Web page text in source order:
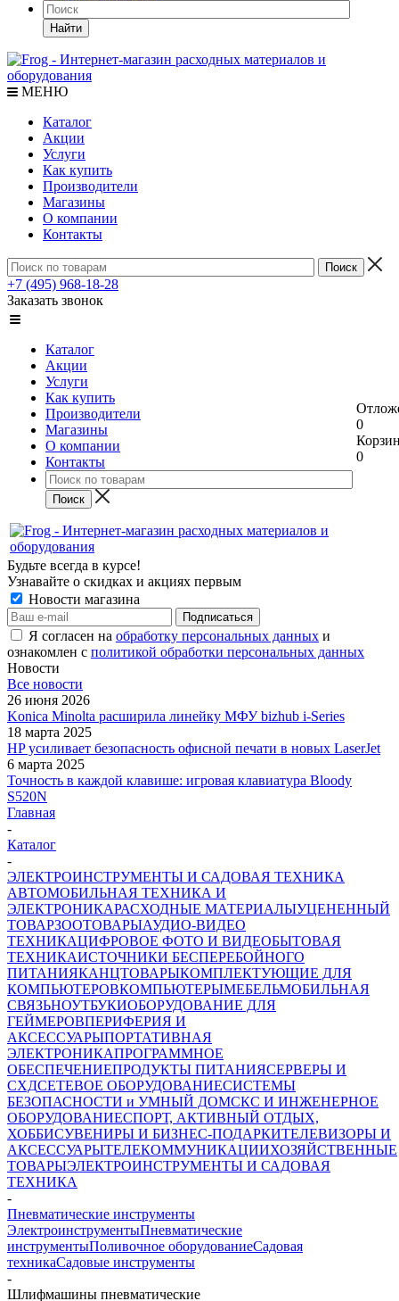
Найти
МЕНЮ
Каталог
Акции
Услуги
Как купить
Производители
Магазины
О компании
Контакты
+7 (495) 968-18-28
Заказать звонок
Каталог
Акции
Услуги
Как купить
Производители
Магазины
О компании
Контакты
0
0
Будьте всегда в курсе!
Узнавайте о скидках и акциях первым
Новости магазина
Я согласен на обработку персональных данных и
ознакомлен с политикой обработки персональных данных
Новости
Все новости
26 июня 2026
Konica Minolta расширила линейку МФУ bizhub i-Series
18 марта 2025
HP усиливает безопасность офисной печати в новых LaserJet
6 марта 2025
Точность в каждой клавише: игровая клавиатура Bloody
S520N
Главная
-
Каталог
-
ЭЛЕКТРОИНСТРУМЕНТЫ И САДОВАЯ ТЕХНИКА
АВТОМОБИЛЬНАЯ ТЕХНИКА И
ЭЛЕКТРОНИКАРАСХОДНЫЕ МАТЕРИАЛЫУЦЕНЕННЫЙ
ТОВАРЗООТОВАРЫАУДИО-ВИДЕО
ТЕХНИКАЦИФРОВОЕ ФОТО И ВИДЕОБЫТОВАЯ
ТЕХНИКАИСТОЧНИКИ БЕСПЕРЕБОЙНОГО
ПИТАНИЯКАНЦТОВАРЫКОМПЛЕКТУЮЩИЕ ДЛЯ
КОМПЬЮТЕРОВКОМПЬЮТЕРЫМЕБЕЛЬМОБИЛЬНАЯ
СВЯЗЬНОУТБУКИОБОРУДОВАНИЕ ДЛЯ
ГЕЙМЕРОВПЕРИФЕРИЯ И
АКСЕССУАРЫПОРТАТИВНАЯ
ЭЛЕКТРОНИКАПРОГРАММНОЕ
ОБЕСПЕЧЕНИЕПРОДУКТЫ ПИТАНИЯСЕРВЕРЫ И
СХДСЕТЕВОЕ ОБОРУДОВАНИЕСИСТЕМЫ
БЕЗОПАСНОСТИ и УМНЫЙ ДОМСКС И ИНЖЕНЕРНОЕ
ОБОРУДОВАНИЕСПОРТ, АКТИВНЫЙ ОТДЫХ,
ХОББИСУВЕНИРЫ И БИЗНЕС-ПОДАРКИТЕЛЕВИЗОРЫ И
АКСЕССУАРЫТЕЛЕКОММУНИКАЦИИХОЗЯЙСТВЕННЫЕ
ТОВАРЫЭЛЕКТРОИНСТРУМЕНТЫ И САДОВАЯ
ТЕХНИКА
-
Пневматические инструменты
ЭлектроинструментыПневматические
инструментыПоливочное оборудованиеСадовая
техникаСадовые инструменты
-
Шлифмашины пневматические